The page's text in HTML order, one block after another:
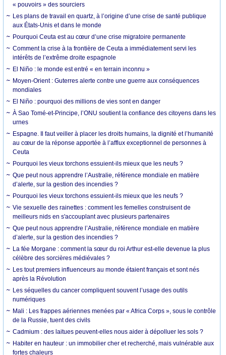
« pouvoirs » des sourciers
Les plans de travail en quartz, à l’origine d’une crise de santé publique
aux États-Unis et dans le monde
Pourquoi Ceuta est au cœur d’une crise migratoire permanente
Comment la crise à la frontière de Ceuta a immédiatement servi les
intérêts de l’extrême droite espagnole
El Niño : le monde est entré « en terrain inconnu »
Moyen-Orient : Guterres alerte contre une guerre aux conséquences
mondiales
El Niño : pourquoi des millions de vies sont en danger
À Sao Tomé-et-Principe, l’ONU soutient la confiance des citoyens dans les
urnes
Espagne. Il faut veiller à placer les droits humains, la dignité et l’humanité
au cœur de la réponse apportée à l’afflux exceptionnel de personnes à
Ceuta
Pourquoi les vieux torchons essuient-ils mieux que les neufs ?
Que peut nous apprendre l’Australie, référence mondiale en matière
d’alerte, sur la gestion des incendies ?
Pourquoi les vieux torchons essuient-ils mieux que les neufs ?
Vie sexuelle des rainettes : comment les femelles construisent de
meilleurs nids en s'accouplant avec plusieurs partenaires
Que peut nous apprendre l’Australie, référence mondiale en matière
d’alerte, sur la gestion des incendies ?
La fée Morgane : comment la sœur du roi Arthur est-elle devenue la plus
célèbre des sorcières médiévales ?
Les tout premiers influenceurs au monde étaient français et sont nés
après la Révolution
Les séquelles du cancer compliquent souvent l’usage des outils
numériques
Mali : Les frappes aériennes menées par « Africa Corps », sous le contrôle
de la Russie, tuent des civils
Cadmium : des laitues peuvent-elles nous aider à dépolluer les sols ?
Habiter en hauteur : un immobilier cher et recherché, mais vulnérable aux
fortes chaleurs